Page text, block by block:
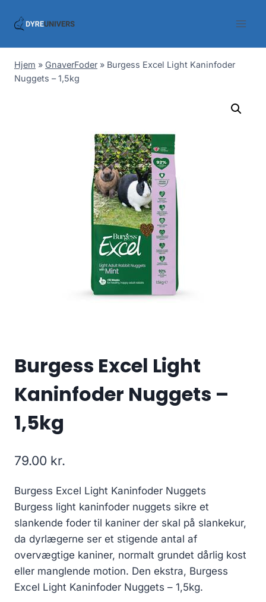
Hjem » GnaverFoder » Burgess Excel Light Kaninfoder
Nuggets – 1,5kg
Burgess Excel Light
Kaninfoder Nuggets –
1,5kg
79.00 kr.
Burgess Excel Light Kaninfoder Nuggets
Burgess light kaninfoder nuggets sikre et
slankende foder til kaniner der skal på slankekur,
da dyrlægerne ser et stigende antal af
overvægtige kaniner, normalt grundet dårlig kost
eller manglende motion. Den ekstra, Burgess
Excel Light Kaninfoder Nuggets – 1,5kg.